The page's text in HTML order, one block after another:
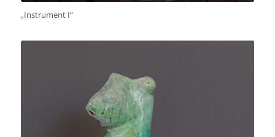
„Instrument I“